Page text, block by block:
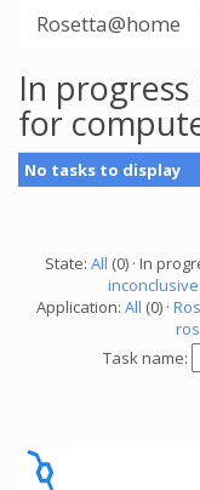
Rosetta@home
In
for
No tasks to display
State: All (0) · In
inconclusive
Application: All (0) ·
Task name: